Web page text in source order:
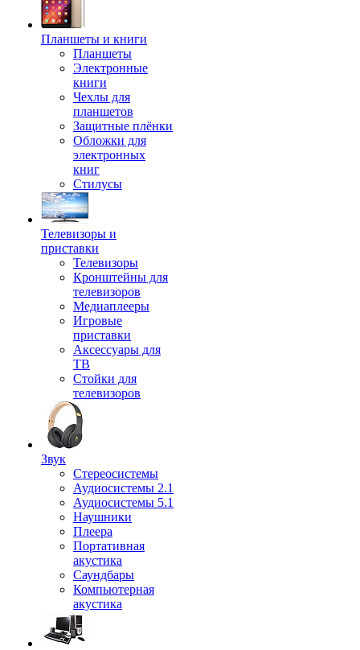
Планшеты и книги
Планшеты
Электронные
книги
Чехлы для
планшетов
Защитные плёнки
Обложки для
электронных
книг
Стилусы
Телевизоры и
приставки
Телевизоры
Кронштейны для
телевизоров
Медиаплееры
Игровые
приставки
Аксессуары для
ТВ
Стойки для
телевизоров
Звук
Стереосистемы
Аудиосистемы 2.1
Аудиосистемы 5.1
Наушники
Плеера
Портативная
акустика
Саундбары
Компьютерная
акустика